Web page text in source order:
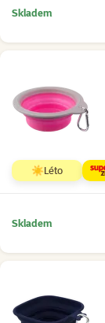
Skladem
☀️Léto
Skladem